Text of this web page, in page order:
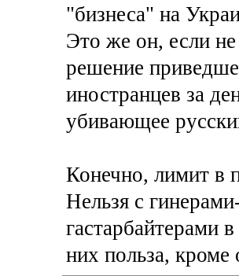
"бизнеса" на
Это же он, если
решение
иностранцев за
убивающее
Конечно, лимит в
Нельзя с
гастарбайтерами
них польза, кроме